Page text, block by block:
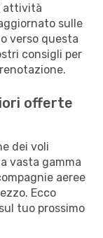
attività
sulle
verso questa
consigli per
offerte
dei voli
vasta gamma
aeree
Ecco
tuo prossimo